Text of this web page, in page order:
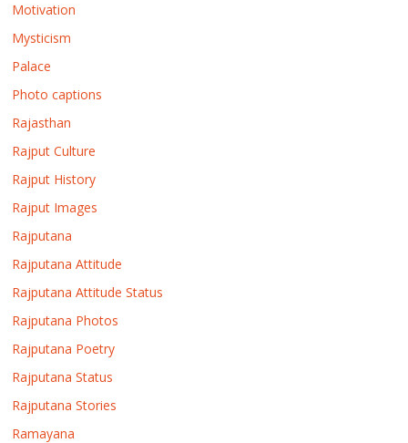
Motivation
Mysticism
Palace
Photo captions
Rajasthan
Rajput Culture
Rajput History
Rajput Images
Rajputana
Rajputana Attitude
Rajputana Attitude Status
Rajputana Photos
Rajputana Poetry
Rajputana Status
Rajputana Stories
Ramayana